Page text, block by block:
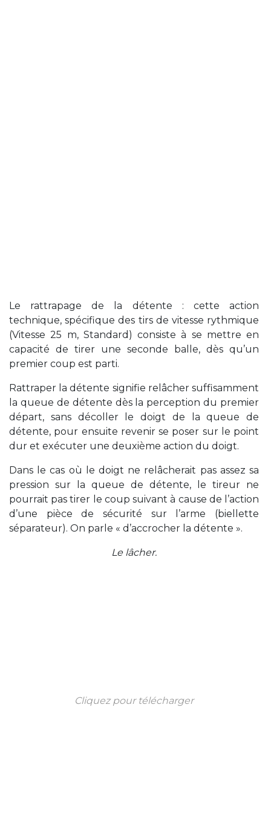
Le rattrapage de la détente : cette action
technique, spécifique des tirs de vitesse rythmique
(Vitesse 25 m, Standard) consiste à se mettre en
capacité de tirer une seconde balle, dès qu’un
premier coup est parti.
Rattraper la détente signifie relâcher suffisamment
la queue de détente dès la perception du premier
départ, sans décoller le doigt de la queue de
détente, pour ensuite revenir se poser sur le point
dur et exécuter une deuxième action du doigt.
Dans le cas où le doigt ne relâcherait pas assez sa
pression sur la queue de détente, le tireur ne
pourrait pas tirer le coup suivant à cause de l’action
d’une pièce de sécurité sur l’arme (biellette
séparateur). On parle « d’accrocher la détente ».
Le lâcher.
Cliquez pour télécharger